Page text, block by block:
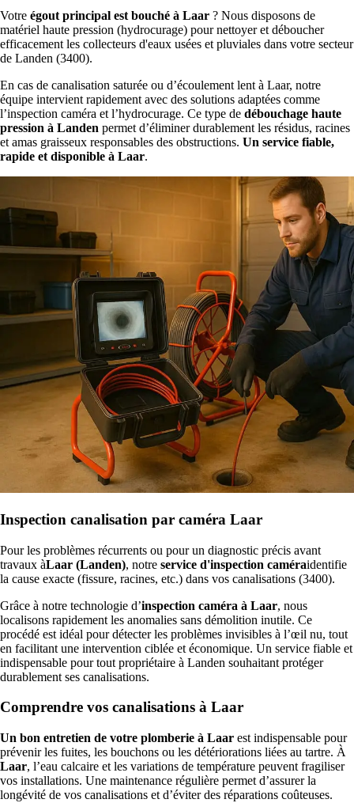
Votre égout principal est bouché à Laar ? Nous disposons de
matériel haute pression (hydrocurage) pour nettoyer et déboucher
efficacement les collecteurs d'eaux usées et pluviales dans votre secteur
de Landen (3400).
En cas de canalisation saturée ou d’écoulement lent à Laar, notre
équipe intervient rapidement avec des solutions adaptées comme
l’inspection caméra et l’hydrocurage. Ce type de débouchage haute
pression à Landen permet d’éliminer durablement les résidus, racines
et amas graisseux responsables des obstructions. Un service fiable,
rapide et disponible à Laar.
Inspection canalisation par caméra Laar
Pour les problèmes récurrents ou pour un diagnostic précis avant
travaux àLaar (Landen), notre service d'inspection caméraidentifie
la cause exacte (fissure, racines, etc.) dans vos canalisations (3400).
Grâce à notre technologie d’inspection caméra à Laar, nous
localisons rapidement les anomalies sans démolition inutile. Ce
procédé est idéal pour détecter les problèmes invisibles à l’œil nu, tout
en facilitant une intervention ciblée et économique. Un service fiable et
indispensable pour tout propriétaire à Landen souhaitant protéger
durablement ses canalisations.
Comprendre vos canalisations à Laar
Un bon entretien de votre plomberie à Laar est indispensable pour
prévenir les fuites, les bouchons ou les détériorations liées au tartre. À
Laar, l’eau calcaire et les variations de température peuvent fragiliser
vos installations. Une maintenance régulière permet d’assurer la
longévité de vos canalisations et d’éviter des réparations coûteuses.